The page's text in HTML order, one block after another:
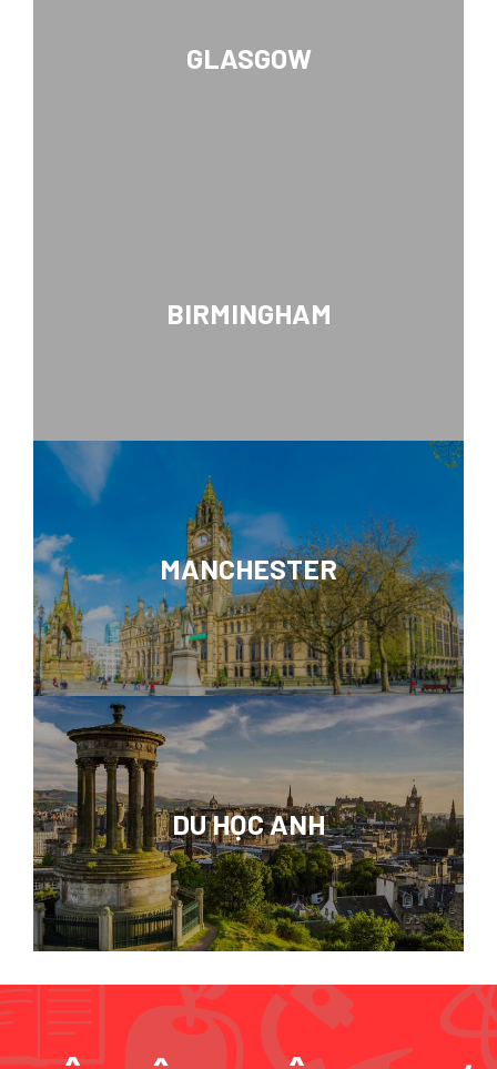
GLASGOW
BIRMINGHAM
MANCHESTER
DU HỌC ANH